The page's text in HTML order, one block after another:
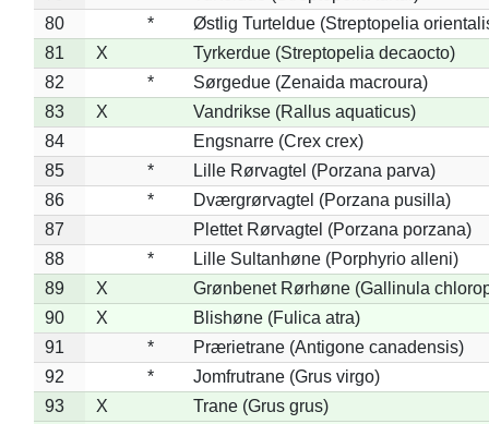
80
*
Østlig Turteldue (Streptopelia
81
X
Tyrkerdue (Streptopelia decaocto)
82
*
Sørgedue (Zenaida macroura)
83
X
Vandrikse (Rallus aquaticus)
84
Engsnarre (Crex crex)
85
*
Lille Rørvagtel (Porzana parva)
86
*
Dværgrørvagtel (Porzana pusilla)
87
Plettet Rørvagtel (Porzana porzana)
88
*
Lille Sultanhøne (Porphyrio alleni)
89
X
Grønbenet Rørhøne (Gallinula
90
X
Blishøne (Fulica atra)
91
*
Prærietrane (Antigone canadensis)
92
*
Jomfrutrane (Grus virgo)
93
X
Trane (Grus grus)